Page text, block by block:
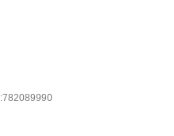
:782089990